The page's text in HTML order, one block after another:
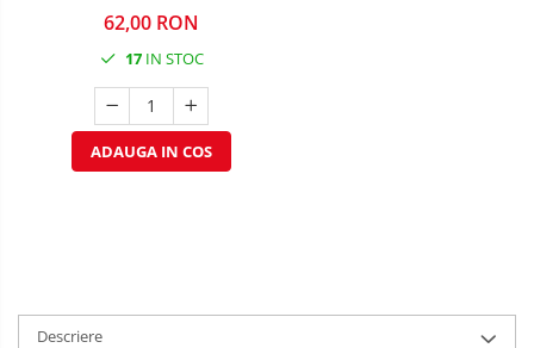
62,00 RON
17IN STOC
ADAUGA IN COS
Descriere